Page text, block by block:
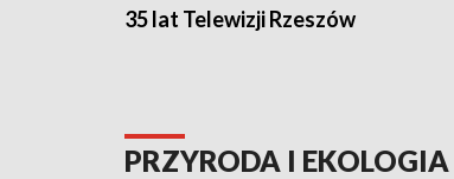
35 lat Telewizji Rzeszów
PRZYRODA I EKOLOGIA